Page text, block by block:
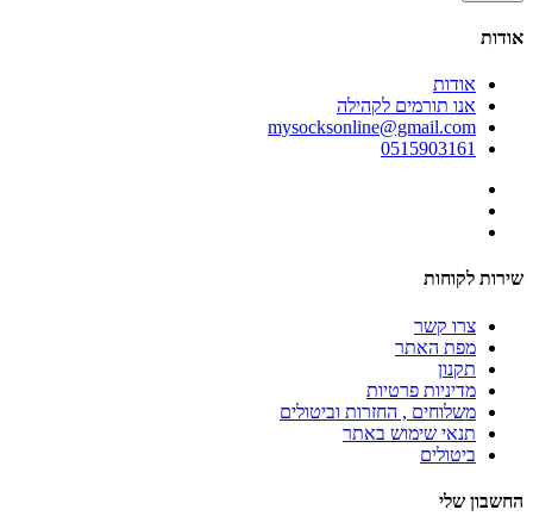
אודות
אודות
אנו תורמים לקהילה
mysocksonline@gmail.com
0515903161
שירות לקוחות
צרו קשר
מפת האתר
תקנון
מדיניות פרטיות
משלוחים , החזרות וביטולים
תנאי שימוש באתר
ביטולים
החשבון שלי